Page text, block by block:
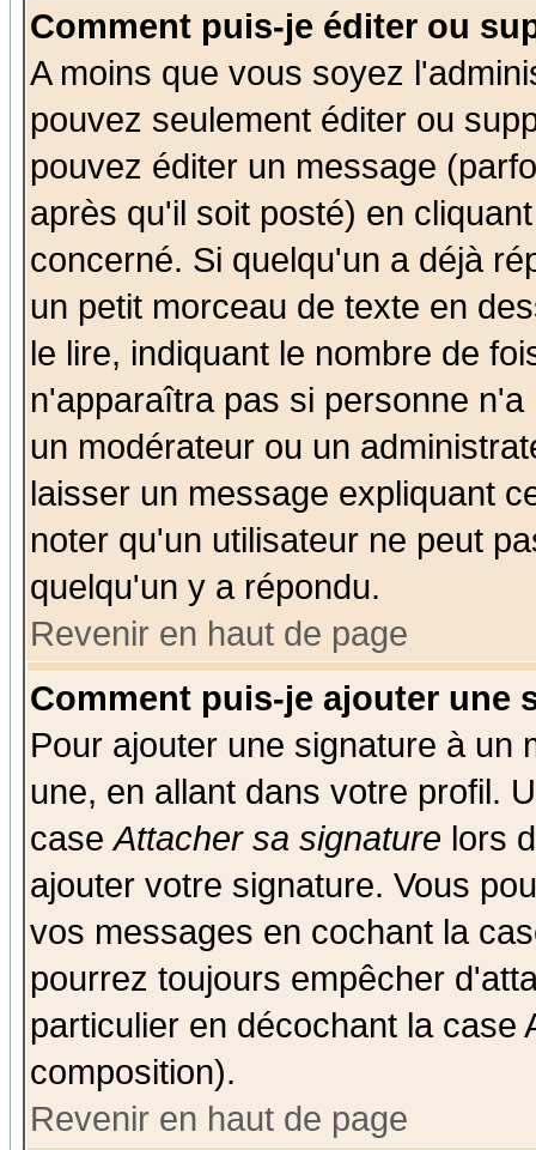
Comment puis-je éditer ou
A moins que vous soyez
pouvez seulement éditer ou
pouvez éditer un message
après qu'il soit posté) en
concerné. Si quelqu'un a déjà
un petit morceau de texte en
le lire, indiquant le nombre de
n'apparaîtra pas si personne
un modérateur ou un
laisser un message expliquant
noter qu'un utilisateur ne peut
quelqu'un y a répondu.
Revenir en haut de page
Comment puis-je ajouter une
Pour ajouter une signature à un
une, en allant dans votre profil.
caseAttacher sa signature lors
ajouter votre signature. Vous
vos messages en cochant la
pourrez toujours empêcher
particulier en décochant la case
composition).
Revenir en haut de page